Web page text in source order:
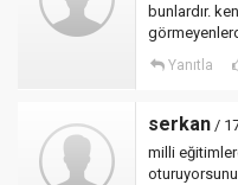
bunlardır.
Yanıtla
serkan /
milli